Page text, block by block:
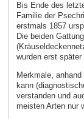
Bis Ende des
Familie der
erstmals 1857
Die beiden
wurden erst
Merkmale,
kann
verstanden und
meisten Arten nur